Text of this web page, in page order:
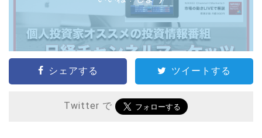
シェアする ツイートする
Twitter で